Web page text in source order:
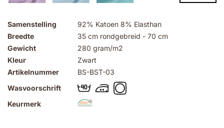
Samenstelling
92% Katoen 8% Elasthan
Breedte
35 cm rondgebreid - 70 cm
Gewicht
280 gram/m2
Kleur
Zwart
Artikelnummer
BS-BST-03
Wasvoorschrift
Keurmerk